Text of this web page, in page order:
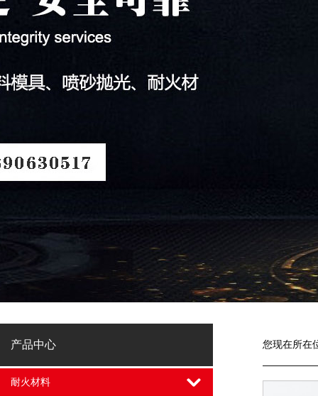
产品中心
耐火材料
您现在所在